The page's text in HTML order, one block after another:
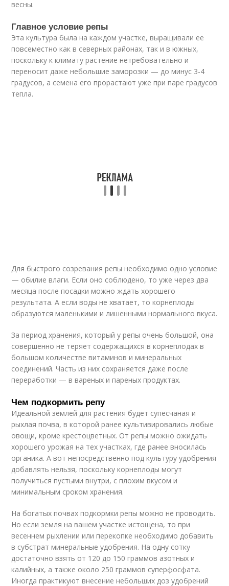
весны.
Главное условие репы
Эта культура была на каждом участке, выращивали ее
повсеместно как в северных районах, так и в южных,
поскольку к климату растение нетребовательно и
переносит даже небольшие заморозки — до минус 3-4
градусов, а семена его прорастают уже при паре градусов
тепла.
Для быстрого созревания репы необходимо одно условие
— обилие влаги. Если оно соблюдено, то уже через два
месяца после посадки можно ждать хорошего
результата. А если воды не хватает, то корнеплоды
образуются маленькими и лишенными нормального вкуса.
За период хранения, который у репы очень большой, она
совершенно не теряет содержащихся в корнеплодах в
большом количестве витаминов и минеральных
соединений. Часть из них сохраняется даже после
переработки — в вареных и пареных продуктах.
Чем подкормить репу
Идеальной землей для растения будет супесчаная и
рыхлая почва, в которой ранее культивировались любые
овощи, кроме крестоцветных. От репы можно ожидать
хорошего урожая на тех участках, где ранее вносилась
органика. А вот непосредственно под культуру удобрения
добавлять нельзя, поскольку корнеплоды могут
получиться пустыми внутри, с плохим вкусом и
минимальным сроком хранения.
На богатых почвах подкормки репы можно не проводить.
Но если земля на вашем участке истощена, то при
весеннем рыхлении или перекопке необходимо добавить
в субстрат минеральные удобрения. На одну сотку
достаточно взять от 120 до 150 граммов азотных и
калийных, а также около 250 граммов суперфосфата.
Иногда практикуют внесение небольших доз удобрений